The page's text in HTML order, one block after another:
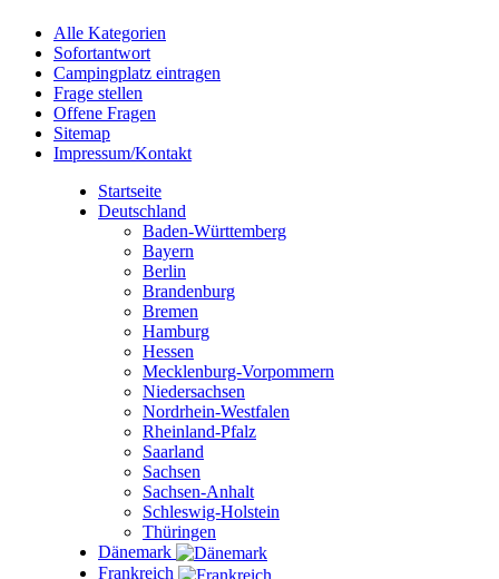
Alle Kategorien
Sofortantwort
Campingplatz eintragen
Frage stellen
Offene Fragen
Sitemap
Impressum/Kontakt
Startseite
Deutschland
Baden-Württemberg
Bayern
Berlin
Brandenburg
Bremen
Hamburg
Hessen
Mecklenburg-Vorpommern
Niedersachsen
Nordrhein-Westfalen
Rheinland-Pfalz
Saarland
Sachsen
Sachsen-Anhalt
Schleswig-Holstein
Thüringen
Dänemark
Frankreich